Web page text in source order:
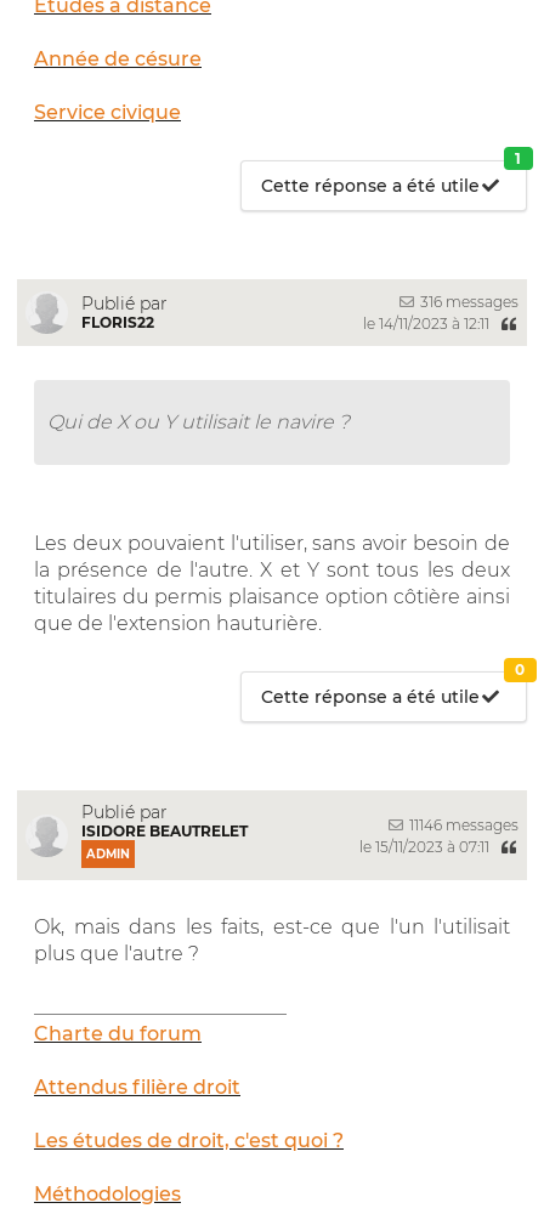
Études à distance
Année de césure
Service civique
Cette réponse a été utile
1
Publié par
FLORIS22
316 messages
le 14/11/2023 à 12:11
Qui de X ou Y utilisait le navire ?
Les deux pouvaient l'utiliser, sans avoir besoin de
la présence de l'autre. X et Y sont tous les deux
titulaires du permis plaisance option côtière ainsi
que de l'extension hauturière.
Cette réponse a été utile
0
Publié par
ISIDORE BEAUTRELET
ADMIN
11146 messages
le 15/11/2023 à 07:11
Ok, mais dans les faits, est-ce que l'un l'utilisait
plus que l'autre ?
Charte du forum
Attendus filière droit
Les études de droit, c'est quoi ?
Méthodologies